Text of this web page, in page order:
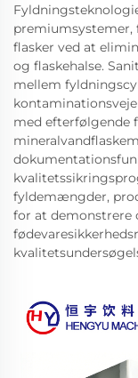
flasker ved at
og flaskehalse.
mellem
med efterfølgende
fyldemængder,
for at demonstrere